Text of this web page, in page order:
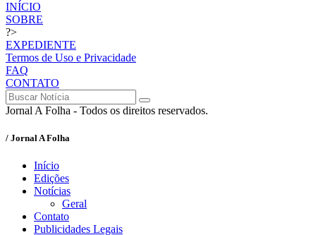
INÍCIO
SOBRE
?>
EXPEDIENTE
Termos de Uso e Privacidade
FAQ
CONTATO
Jornal A Folha - Todos os direitos reservados.
/ Jornal A Folha
Início
Edições
Notícias
Geral
Contato
Publicidades Legais